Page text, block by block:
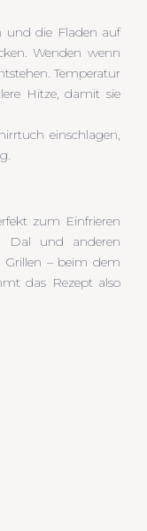
und die Fladen auf
Wenden wenn
Temperatur
Hitze, damit sie
einschlagen,
zum Einfrieren
Dal und anderen
Grillen – beim dem
das Rezept also